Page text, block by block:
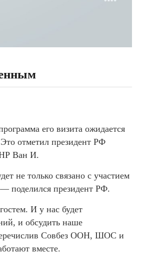
его визита ожидается
отметил президент РФ
Ван И.
не только связано с участием
поделился президент РФ.
И у нас будет
и обсудить наше
Совбез ООН, ШОС и
вместе.